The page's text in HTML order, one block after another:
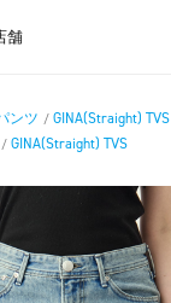
舗
ンツ / GINA(Straight) TVS
/ GINA(Straight) TVS